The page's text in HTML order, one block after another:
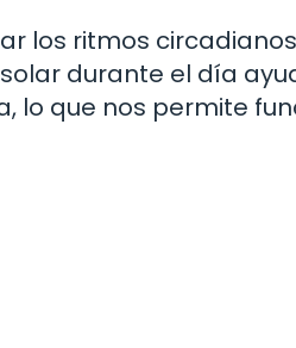
los ritmos
durante el día
lo que nos permite